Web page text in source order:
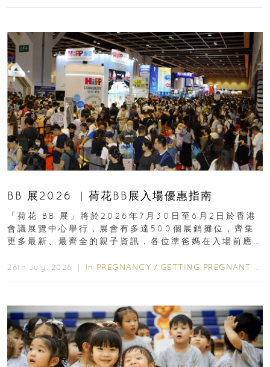
BB 展2026 ︳荷花BB展入場優惠指南
「荷花 BB 展」將於2026年7月30日至8月2日於香港
會議展覽中心舉行，展會有多達500個展銷攤位，齊集
更多最新、最齊全的親子資訊，各位準爸媽在入場前應
28th July, 2026 ｜ In PREGNANCY / GETTING PREGNANT